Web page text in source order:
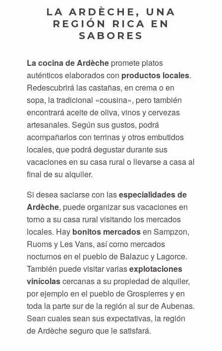
LA ARDÈCHE, UNA
REGIÓN RICA EN
SABORES
La cocina de Ardèche promete platos
auténticos elaborados con productos locales.
Redescubrirá las castañas, en crema o en
sopa, la tradicional «cousina», pero también
encontrará aceite de oliva, vinos y cervezas
artesanales. Según sus gustos, podrá
acompañarlos con terrinas y otros embutidos
locales, que podrá degustar durante sus
vacaciones en su casa rural o llevarse a casa al
final de su alquiler.
Si desea saciarse con lasespecialidades de
Ardèche, puede organizar sus vacaciones en
torno a su casa rural visitando los mercados
locales. Hay bonitos mercadosen Sampzon,
Ruoms y Les Vans, así como mercados
nocturnos en el pueblo de Balazuc y Lagorce.
También puede visitar variasexplotaciones
vinícolascercanas a su propiedad de alquiler,
por ejemplo en el pueblo de Grospierres y en
toda la parte sur de la región al sur de Aubenas.
Sean cuales sean sus expectativas, la región
de Ardèche seguro que le satisfará.